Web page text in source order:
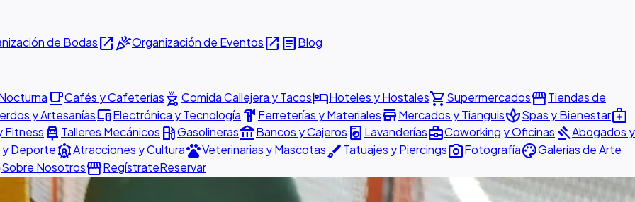
de Bodasopen_in_newcelebrationOrganización de Eventosopen_in_new articleBlog
local_cafeCafés y Cafeterías outdoor_grill Comida Callejera y TacoshotelHoteles y Hostalesshopping_cartSupermercadosstorefrontTiendas de
y ArtesaníasdevicesElectrónica y Tecnología hardware Ferreterías y MaterialesstoreMercados y TianguisspaSpas y Bienestarmedical_services
Fitness car_repair Talleres Mecánicos local_gas_stationGasolinerasaccount_balanceBancos y Cajeros local_laundry_service Lavanderíasbusiness_centerCoworking y Oficinas gavelAbogados y
y DeporteattractionsAtracciones y CulturapetsVeterinarias y MascotasbrushTatuajes y Piercingsphoto_cameraFotografíapaletteGalerías de Arte
Sobre NosotrosstorefrontRegístrateReservar